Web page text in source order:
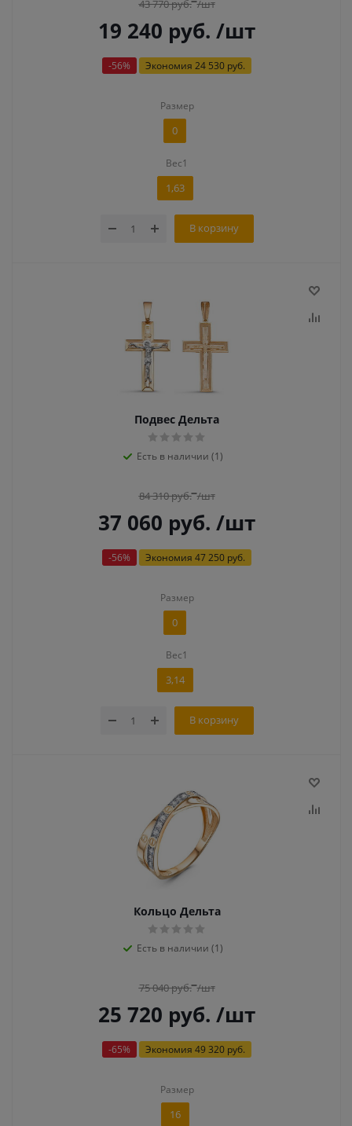
43 770руб. /шт
19 240 руб. /шт
-56% Экономия 24 530 руб.
Размер
0
Вес1
1,63
В корзину
Подвес Дельта
Есть в наличии (1)
84 310руб. /шт
37 060 руб. /шт
-56% Экономия 47 250 руб.
Размер
0
Вес1
3,14
В корзину
Кольцо Дельта
Есть в наличии (1)
75 040руб. /шт
25 720 руб. /шт
-65% Экономия 49 320 руб.
Размер
16